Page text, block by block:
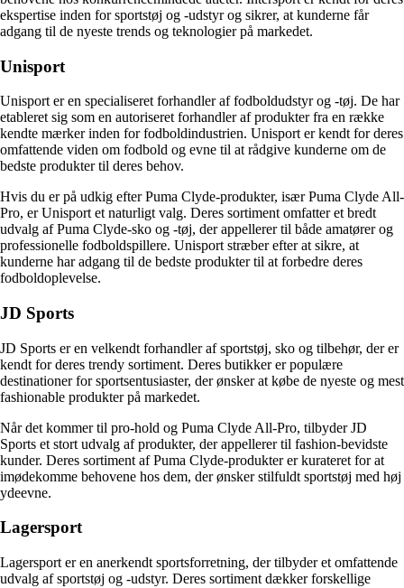
ekspertise inden for sportstøj og -udstyr og sikrer, at kunderne får
adgang til de nyeste trends og teknologier på markedet.
Unisport
Unisport er en specialiseret forhandler af fodboldudstyr og -tøj. De har
etableret sig som en autoriseret forhandler af produkter fra en række
kendte mærker inden for fodboldindustrien. Unisport er kendt for deres
omfattende viden om fodbold og evne til at rådgive kunderne om de
bedste produkter til deres behov.
Hvis du er på udkig efter Puma Clyde-produkter, især Puma Clyde All-
Pro, er Unisport et naturligt valg. Deres sortiment omfatter et bredt
udvalg af Puma Clyde-sko og -tøj, der appellerer til både amatører og
professionelle fodboldspillere. Unisport stræber efter at sikre, at
kunderne har adgang til de bedste produkter til at forbedre deres
fodboldoplevelse.
JD Sports
JD Sports er en velkendt forhandler af sportstøj, sko og tilbehør, der er
kendt for deres trendy sortiment. Deres butikker er populære
destinationer for sportsentusiaster, der ønsker at købe de nyeste og mest
fashionable produkter på markedet.
Når det kommer til pro-hold og Puma Clyde All-Pro, tilbyder JD
Sports et stort udvalg af produkter, der appellerer til fashion-bevidste
kunder. Deres sortiment af Puma Clyde-produkter er kurateret for at
imødekomme behovene hos dem, der ønsker stilfuldt sportstøj med høj
ydeevne.
Lagersport
Lagersport er en anerkendt sportsforretning, der tilbyder et omfattende
udvalg af sportstøj og -udstyr. Deres sortiment dækker forskellige